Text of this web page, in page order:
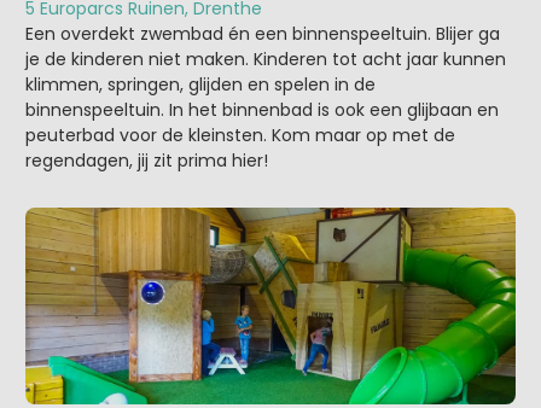
5 Europarcs Ruinen, Drenthe
Een overdekt zwembad én een binnenspeeltuin. Blijer ga
je de kinderen niet maken. Kinderen tot acht jaar kunnen
klimmen, springen, glijden en spelen in de
binnenspeeltuin. In het binnenbad is ook een glijbaan en
peuterbad voor de kleinsten. Kom maar op met de
regendagen, jij zit prima hier!